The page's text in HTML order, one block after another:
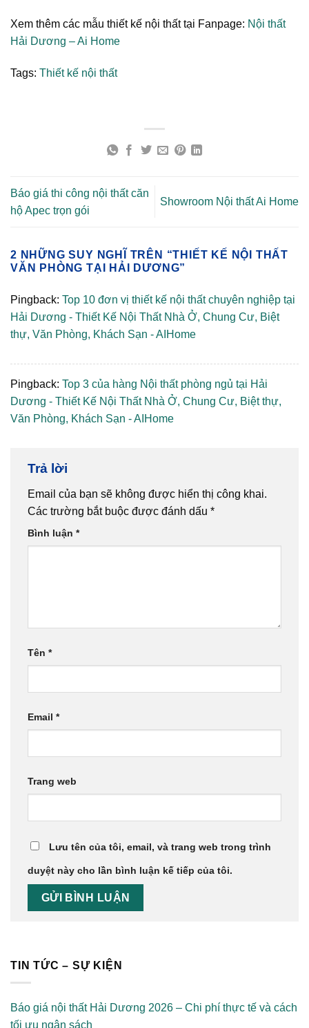
TIN TỨC – SỰ KIỆN
Báo giá nội thất Hải Dương 2026 – Chi phí thực tế và cách
tối ưu ngân sách
Xem thêm các mẫu thiết kế nội thất tại Fanpage: Nội thất
Hải Dương – Ai Home
Tags: Thiết kế nội thất
Báo giá thi công nội thất căn
hộ Apec trọn gói
Showroom Nội thất Ai Home
2 NHỮNG SUY NGHĨ TRÊN “THIẾT KẾ NỘI THẤT
VĂN PHÒNG TẠI HẢI DƯƠNG”
Pingback: Top 10 đơn vị thiết kế nội thất chuyên nghiệp tại
Hải Dương - Thiết Kế Nội Thất Nhà Ở, Chung Cư, Biệt
thự, Văn Phòng, Khách Sạn - AIHome
Pingback: Top 3 của hàng Nội thất phòng ngủ tại Hải
Dương - Thiết Kế Nội Thất Nhà Ở, Chung Cư, Biệt thự,
Văn Phòng, Khách Sạn - AIHome
Trả lời
Email của bạn sẽ không được hiển thị công khai.
Các trường bắt buộc được đánh dấu *
Bình luận *
Tên *
Email *
Trang web
Lưu tên của tôi, email, và trang web trong trình
duyệt này cho lần bình luận kế tiếp của tôi.